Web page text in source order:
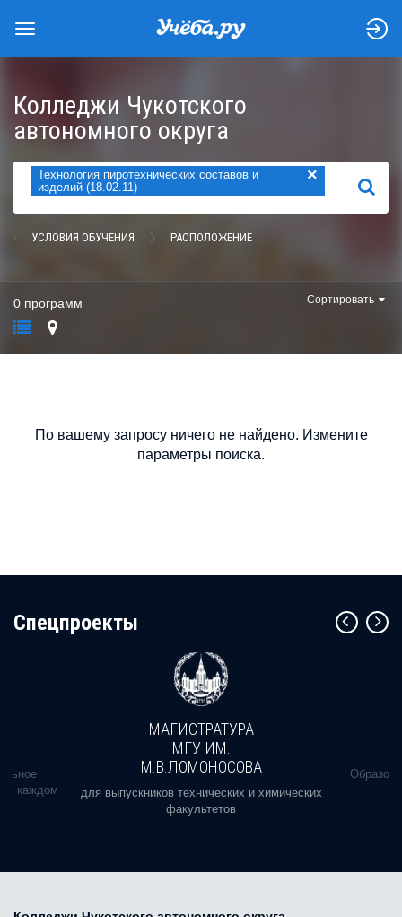
Колледжи Чукотского
автономного округа
Технология пиротехнических составов и
изделий (18.02.11)
×
НАЙТИ
УСЛОВИЯ ОБУЧЕНИЯ РАСПОЛОЖЕНИЕ
0 программ Сортировать
По вашему запросу ничего не найдено. Измените
параметры поиска.
Cпецпроекты
в каждом
МАГИСТРАТУРА
МГУ ИМ.
М.В.ЛОМОНОСОВА
для выпускников технических и химических
факультетов